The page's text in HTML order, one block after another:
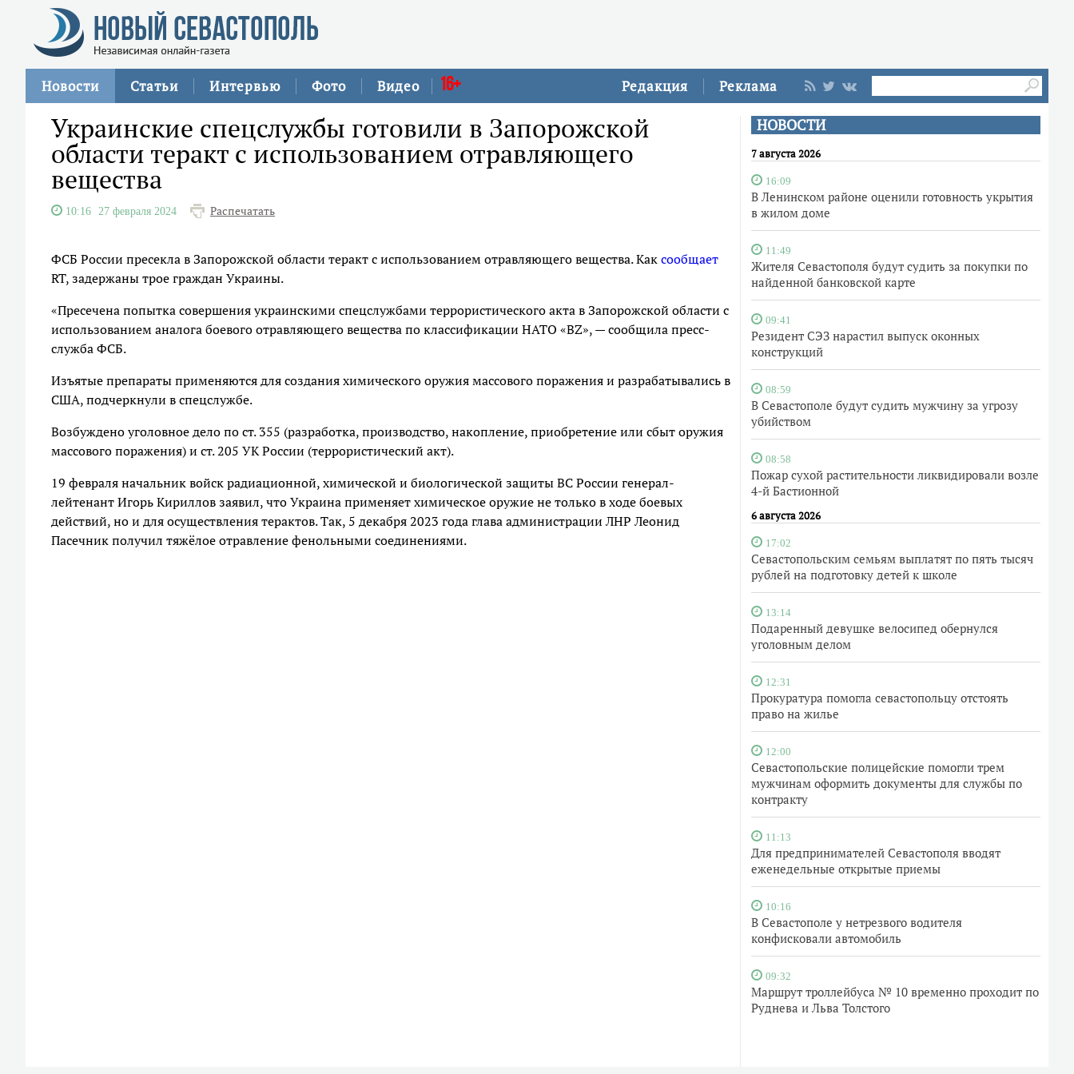
Редакция Реклама
Новости Статьи Интервью Фото Видео 16+
НОВОСТИ
7 августа 2026
16:09
В Ленинском районе оценили готовность укрытия
в жилом доме
11:49
Жителя Севастополя будут судить за покупки по
найденной банковской карте
09:41
Резидент СЭЗ нарастил выпуск оконных
конструкций
08:59
В Севастополе будут судить мужчину за угрозу
убийством
08:58
Пожар сухой растительности ликвидировали возле
4-й Бастионной
6 августа 2026
17:02
Севастопольским семьям выплатят по пять тысяч
рублей на подготовку детей к школе
13:14
Подаренный девушке велосипед обернулся
уголовным делом
12:31
Прокуратура помогла севастопольцу отстоять
право на жилье
12:00
Севастопольские полицейские помогли трем
мужчинам оформить документы для службы по
контракту
11:13
Для предпринимателей Севастополя вводят
еженедельные открытые приемы
10:16
В Севастополе у нетрезвого водителя
конфисковали автомобиль
09:32
Маршрут троллейбуса № 10 временно проходит по
Руднева и Льва Толстого
Украинские спецслужбы готовили в Запорожской
области теракт с использованием отравляющего
вещества
10:16 27 февраля 2024 Распечатать
ФСБ России пресекла в Запорожской области теракт с использованием отравляющего вещества. Каксообщает
RT, задержаны трое граждан Украины.
«Пресечена попытка совершения украинскими спецслужбами террористического акта в Запорожской области с
использованием аналога боевого отравляющего вещества по классификации НАТО «BZ», — сообщила пресс-
служба ФСБ.
Изъятые препараты применяются для создания химического оружия массового поражения и разрабатывались в
США, подчеркнули в спецслужбе.
Возбуждено уголовное дело по ст. 355 (разработка, производство, накопление, приобретение или сбыт оружия
массового поражения) и ст. 205 УК России (террористический акт).
19 февраля начальник войск радиационной, химической и биологической защиты ВС России генерал-
лейтенант Игорь Кириллов заявил, что Украина применяет химическое оружие не только в ходе боевых
действий, но и для осуществления терактов. Так, 5 декабря 2023 года глава администрации ЛНР Леонид
Пасечник получил тяжёлое отравление фенольными соединениями.